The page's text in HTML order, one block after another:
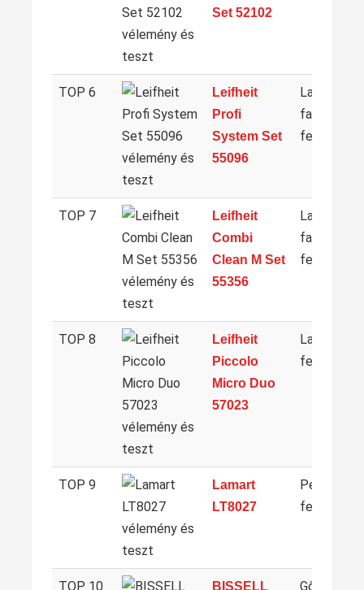
Set 52102
TOP 6
Leifheit
Profi
System Set
55096
Lapos,
facsaró
felmosó
TOP 7
Leifheit
Combi
Clean M Set
55356
Lapos,
facsaró
felmosó
TOP 8
Leifheit
Piccolo
Micro Duo
57023
Lapos
felmosó
TOP 9
Lamart
LT8027
felmosó
TOP 10 BISSELL Gőztisztító